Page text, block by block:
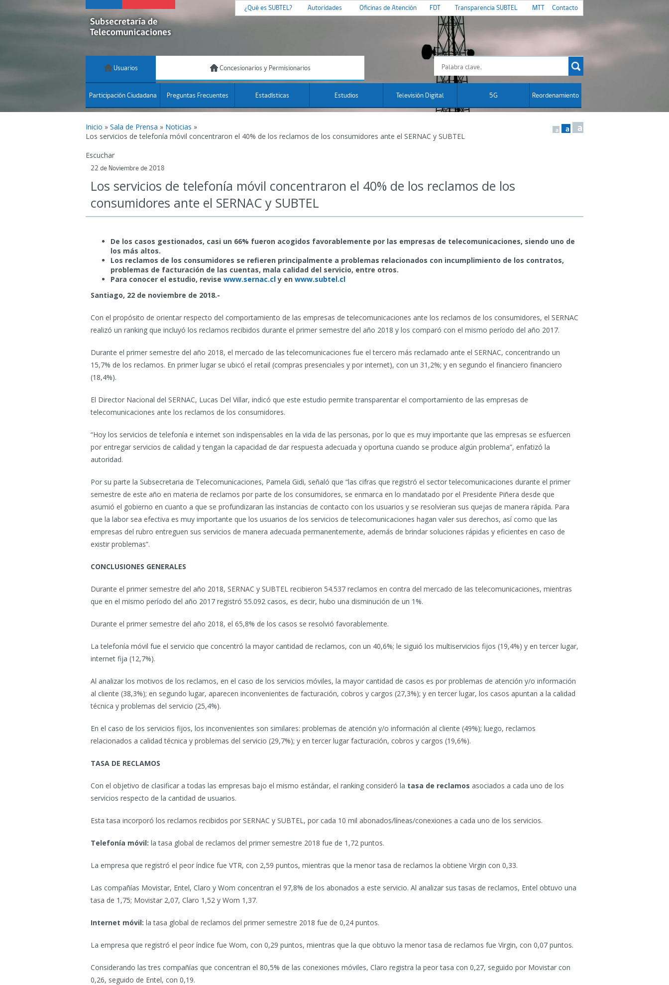
¿Qué es SUBTEL? Autoridades Oficinas de Atención FDT Transparencia SUBTEL MTT Contacto
Usuarios Concesionarios y Permisionarios
Participación Ciudadana Preguntas Frecuentes Estadísticas Estudios Televisión Digital 5G Reordenamiento
Inicio » Sala de Prensa » Noticias »
Los servicios de telefonía móvil concentraron el 40% de los reclamos de los consumidores ante el SERNAC y SUBTEL
a a a
Escuchar
22 de Noviembre de 2018
Los servicios de telefonía móvil concentraron el 40% de los reclamos de los
consumidores ante el SERNAC y SUBTEL
De los casos gestionados, casi un 66% fueron acogidos favorablemente por las empresas de telecomunicaciones, siendo uno de
los más altos.
Los reclamos de los consumidores se refieren principalmente a problemas relacionados con incumplimiento de los contratos,
problemas de facturación de las cuentas, mala calidad del servicio, entre otros.
Para conocer el estudio, revise www.sernac.cly en www.subtel.cl
Santiago, 22 de noviembre de 2018.-
Con el propósito de orientar respecto del comportamiento de las empresas de telecomunicaciones ante los reclamos de los consumidores, el SERNAC
realizó un ranking que incluyó los reclamos recibidos durante el primer semestre del año 2018 y los comparó con el mismo período del año 2017.
Durante el primer semestre del año 2018, el mercado de las telecomunicaciones fue el tercero más reclamado ante el SERNAC, concentrando un
15,7% de los reclamos. En primer lugar se ubicó el retail (compras presenciales y por internet), con un 31,2%; y en segundo el financiero financiero
(18,4%).
El Director Nacional del SERNAC, Lucas Del Villar, indicó que este estudio permite transparentar el comportamiento de las empresas de
telecomunicaciones ante los reclamos de los consumidores.
“Hoy los servicios de telefonía e internet son indispensables en la vida de las personas, por lo que es muy importante que las empresas se esfuercen
por entregar servicios de calidad y tengan la capacidad de dar respuesta adecuada y oportuna cuando se produce algún problema”, enfatizó la
autoridad.
Por su parte la Subsecretaria de Telecomunicaciones, Pamela Gidi, señaló que “las cifras que registró el sector telecomunicaciones durante el primer
semestre de este año en materia de reclamos por parte de los consumidores, se enmarca en lo mandatado por el Presidente Piñera desde que
asumió el gobierno en cuanto a que se profundizaran las instancias de contacto con los usuarios y se resolvieran sus quejas de manera rápida. Para
que la labor sea efectiva es muy importante que los usuarios de los servicios de telecomunicaciones hagan valer sus derechos, así como que las
empresas del rubro entreguen sus servicios de manera adecuada permanentemente, además de brindar soluciones rápidas y eficientes en caso de
existir problemas”.
CONCLUSIONES GENERALES
Durante el primer semestre del año 2018, SERNAC y SUBTEL recibieron 54.537 reclamos en contra del mercado de las telecomunicaciones, mientras
que en el mismo período del año 2017 registró 55.092 casos, es decir, hubo una disminución de un 1%.
Durante el primer semestre del año 2018, el 65,8% de los casos se resolvió favorablemente.
La telefonía móvil fue el servicio que concentró la mayor cantidad de reclamos, con un 40,6%; le siguió los multiservicios fijos (19,4%) y en tercer lugar,
internet fija (12,7%).
Al analizar los motivos de los reclamos, en el caso de los servicios móviles, la mayor cantidad de casos es por problemas de atención y/o información
al cliente (38,3%); en segundo lugar, aparecen inconvenientes de facturación, cobros y cargos (27,3%); y en tercer lugar, los casos apuntan a la calidad
técnica y problemas del servicio (25,4%).
En el caso de los servicios fijos, los inconvenientes son similares: problemas de atención y/o información al cliente (49%); luego, reclamos
relacionados a calidad técnica y problemas del servicio (29,7%); y en tercer lugar facturación, cobros y cargos (19,6%).
TASA DE RECLAMOS
Con el objetivo de clasificar a todas las empresas bajo el mismo estándar, el ranking consideró la tasa de reclamos asociados a cada uno de los
servicios respecto de la cantidad de usuarios.
Esta tasa incorporó los reclamos recibidos por SERNAC y SUBTEL, por cada 10 mil abonados/líneas/conexiones a cada uno de los servicios.
Telefonía móvil: la tasa global de reclamos del primer semestre 2018 fue de 1,72 puntos.
La empresa que registró el peor índice fue VTR, con 2,59 puntos, mientras que la menor tasa de reclamos la obtiene Virgin con 0,33.
Las compañías Movistar, Entel, Claro y Wom concentran el 97,8% de los abonados a este servicio. Al analizar sus tasas de reclamos, Entel obtuvo una
tasa de 1,75; Movistar 2,07, Claro 1,52 y Wom 1,37.
Internet móvil: la tasa global de reclamos del primer semestre 2018 fue de 0,24 puntos.
La empresa que registró el peor índice fue Wom, con 0,29 puntos, mientras que la que obtuvo la menor tasa de reclamos fue Virgin, con 0,07 puntos.
Considerando las tres compañías que concentran el 80,5% de las conexiones móviles, Claro registra la peor tasa con 0,27, seguido por Movistar con
0,26, seguido de Entel, con 0,19.